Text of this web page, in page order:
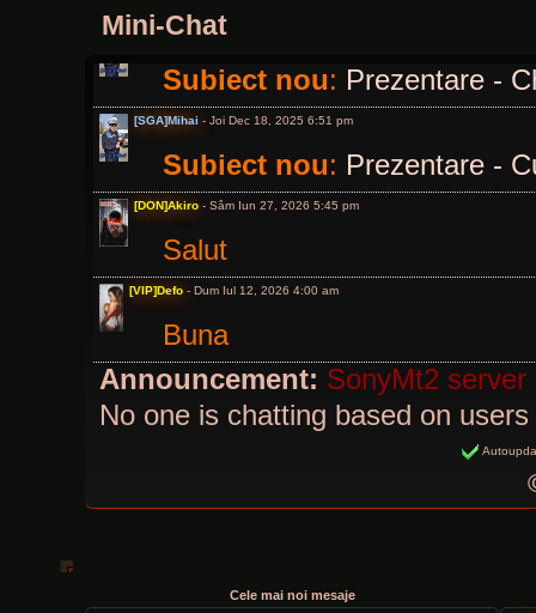
Mini-Chat
[SGA]Mihai- Joi Dec 18, 2025 5:39 pm
Subiect nou: Prezentare -
[SGA]Mihai - Joi Dec 18, 2025 6:51 pm
Subiect nou: Prezentare -
[DON]Akiro - Sâm Iun 27, 2026 5:45 pm
Salut
[VIP]Defo - Dum Iul 12, 2026 4:00 am
Buna
Announcement: SonyMt2
No one is chatting based on
Cele mai noi mesaje